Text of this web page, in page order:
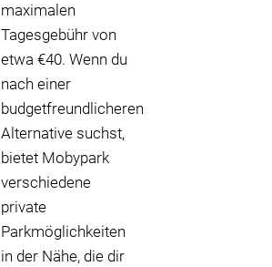
maximalen
Tagesgebühr von
etwa €40. Wenn du
nach einer
budgetfreundlicheren
Alternative suchst,
bietet Mobypark
verschiedene
private
Parkmöglichkeiten
in der Nähe, die dir